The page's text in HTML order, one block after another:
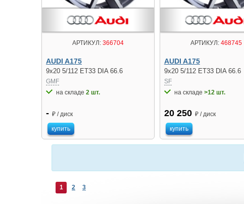
АРТИКУЛ:366704
AUDI A175
9x20 5/112 ET33 DIA 66.6
GMF
на складе 2 шт.
- ₽ / диск
купить
АРТИКУЛ:468745
AUDI A175
9x20 5/112 ET33 DIA 66.6
SF
на складе >12 шт.
20 250 ₽ / диск
купить
1 2 3